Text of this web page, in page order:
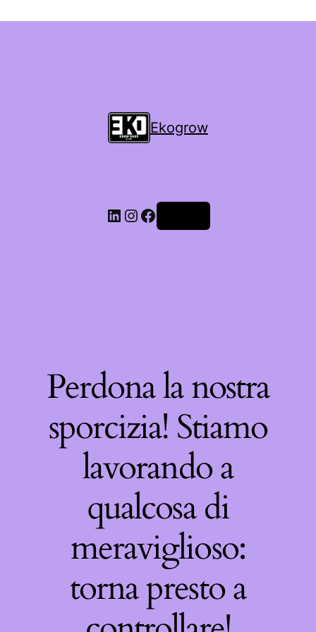
Ekogrow
Perdona la nostra
sporcizia! Stiamo
lavorando a
qualcosa di
meraviglioso:
torna presto a